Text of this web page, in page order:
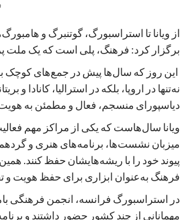
از ویانا تا استراسبورگ، گوتنبرگ و
برگزار کرد: فرهنگ، پلی است که یک ملت
این روز که سال‌ها پیش در جمع‌های
نه‌تنها در اروپا، بلکه در استرالیا، کانادا
دیاسپورای منسجم، فعال و مطمئن به هویت
ویانا سال‌هاست که یکی از مراکز مهم
میزبان نشست‌ها، برنامه‌های هنری و
پیوند خود را با ریشه‌هایشان حفظ کنند.
فرهنگ به‌عنوان ابزاری برای حفظ هویت و
در استراسبورگ فرانسه، انجمن فرهنگی
مهمانانی از چند کشور حضور داشتند و